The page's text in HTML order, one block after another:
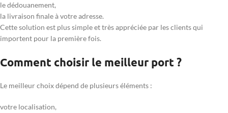
le dédouanement,
la livraison finale à votre adresse.
Cette solution est plus simple et très appréciée par les clients qui
importent pour la première fois.
Comment choisir le meilleur port ?
Le meilleur choix dépend de plusieurs éléments :
votre localisation,